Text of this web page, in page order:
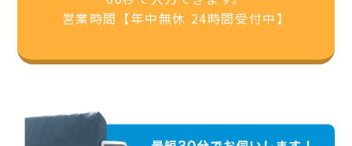
営業時間【年中無休 24時間受付中】